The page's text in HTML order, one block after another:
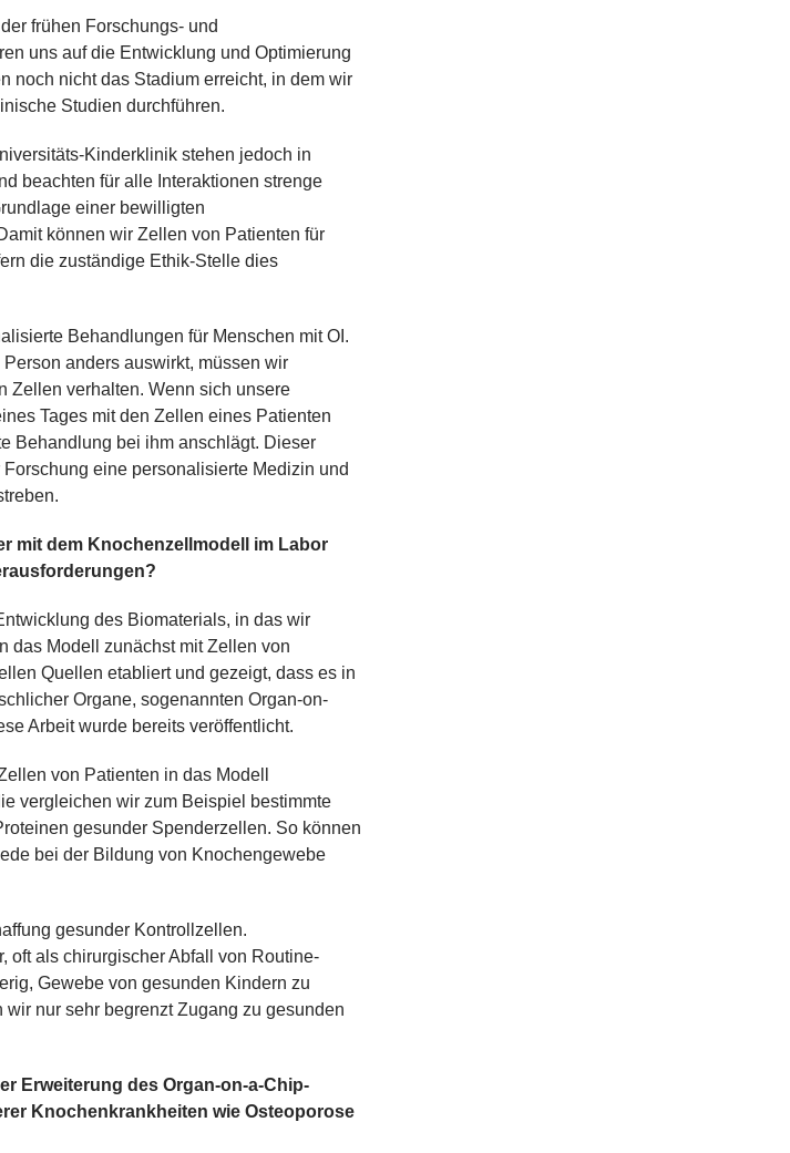
frühen Forschungs- und
uns auf die Entwicklung und Optimierung
noch nicht das Stadium erreicht, in dem wir
Studien durchführen.
Kinderklinik stehen jedoch in
beachten für alle Interaktionen strenge
einer bewilligten
können wir Zellen von Patienten für
die zuständige Ethik-Stelle dies
Behandlungen für Menschen mit OI.
anders auswirkt, müssen wir
Zellen verhalten. Wenn sich unsere
Tages mit den Zellen eines Patienten
Behandlung bei ihm anschlägt. Dieser
eine personalisierte Medizin und
mit dem Knochenzellmodell im Labor
des Biomaterials, in das wir
das Modell zunächst mit Zellen von
Quellen etabliert und gezeigt, dass es in
Organe, sogenannten Organ-on-
Arbeit wurde bereits veröffentlicht.
von Patienten in das Modell
vergleichen wir zum Beispiel bestimmte
gesunder Spenderzellen. So können
bei der Bildung von Knochengewebe
gesunder Kontrollzellen.
oft als chirurgischer Abfall von Routine-
Gewebe von gesunden Kindern zu
nur sehr begrenzt Zugang zu gesunden
Erweiterung des Organ-on-a-Chip-
Knochenkrankheiten wie Osteoporose